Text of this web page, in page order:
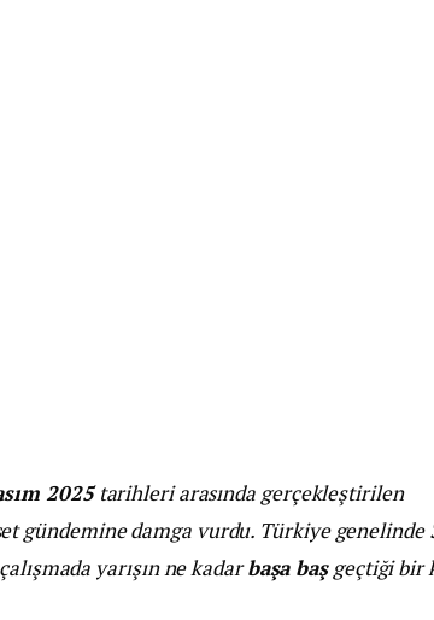
2025tarihleri arasında gerçekleştirilen
gündemine damga vurdu. Türkiye genelinde
yarışın ne kadarbaşa başgeçtiği bir